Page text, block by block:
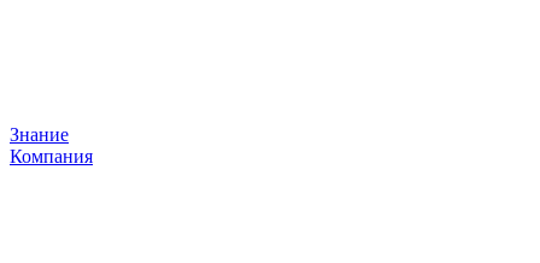
Знание
Компания